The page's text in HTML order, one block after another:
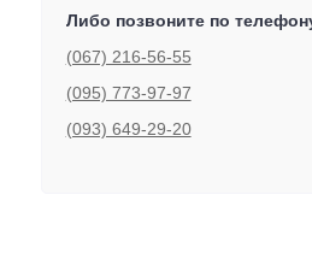
Либо позвоните по
(067) 216-56-55
(095) 773-97-97
(093) 649-29-20